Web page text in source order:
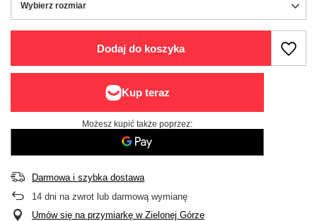
Wybierz rozmiar
Wybierz rozmiar
Dodaj do koszyka
Możesz kupić także poprzez:
Darmowa i szybka dostawa
14 dni na zwrot lub darmową wymianę
Umów się na przymiarkę w Zielonej Górze